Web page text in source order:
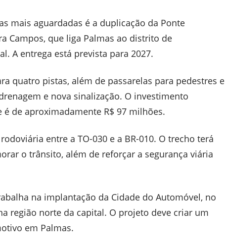
mais aguardadas é a duplicação da Ponte
Campos, que liga Palmas ao distrito de
A entrega está prevista para 2027.
quatro pistas, além de passarelas para pedestres e
e nova sinalização. O investimento
de aproximadamente R$ 97 milhões.
entre a TO-030 e a BR-010. O trecho terá
o trânsito, além de reforçar a segurança viária
na implantação da Cidade do Automóvel, no
região norte da capital. O projeto deve criar um
em Palmas.